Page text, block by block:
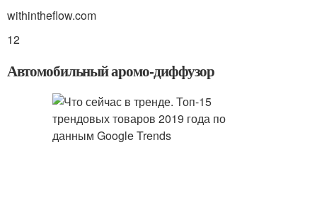
withintheflow.com
12
Автомобильный аромо-диффузор